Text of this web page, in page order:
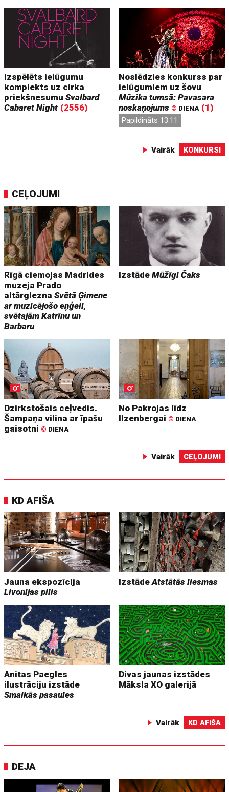
Izspēlēts ielūgumu
komplekts uz cirka
priekšnesumuSvalbard
Cabaret Night (2556)
Noslēdzies konkurss par
ielūgumiem uz šovu
Mūzika tumsā: Pavasara
noskaņojums © DIENA (1)
Papildināts 13:11
Vairāk KONKURSI
CEĻOJUMI
Rīgā ciemojas Madrides
muzeja Prado
altārgleznaSvētā Ģimene
ar muzicējošo eņģeli,
svētajām Katrīnu un
Barbaru
IzstādeMūžīgi Čaks
Dzirkstošais ceļvedis.
Šampaņa vilina ar īpašu
gaisotni © DIENA
No Pakrojas līdz
Ilzenbergai © DIENA
Vairāk CEĻOJUMI
KD AFIŠA
Jauna ekspozīcija
Livonijas pilis
IzstādeAtstātās liesmas
Anitas Paegles
ilustrāciju izstāde
Smalkās pasaules
Divas jaunas izstādes
Māksla XO galerijā
Vairāk KD AFIŠA
DEJA